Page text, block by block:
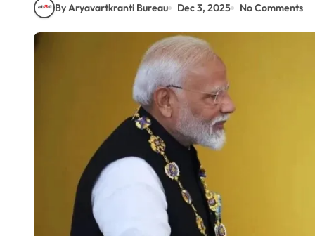
By Aryavartkranti Bureau Dec 3, 2025 No Comments